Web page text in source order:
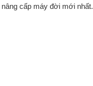
cấp máy đời mới nhất.